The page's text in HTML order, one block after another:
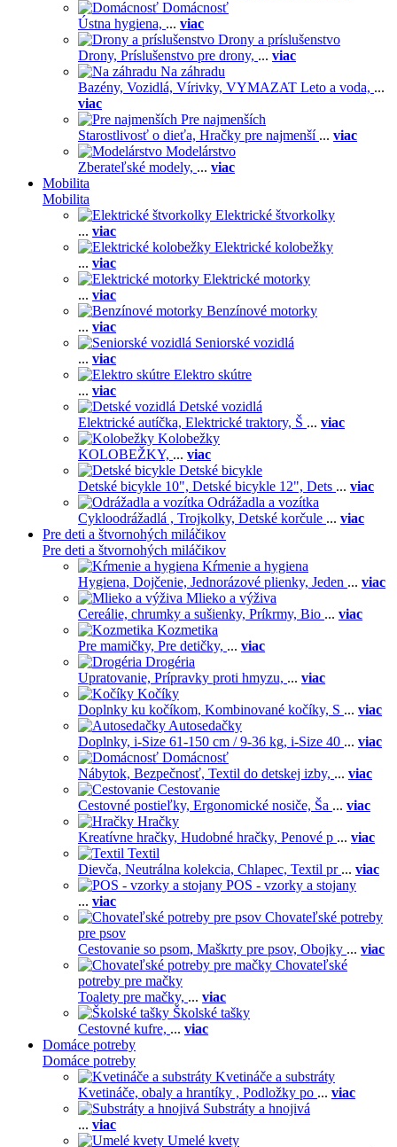
Domácnosť
Ústna hygiena, ... viac
Drony a príslušenstvo
Drony, Príslušenstvo pre drony, ... viac
Na záhradu
Bazény, Vozidlá, Vírivky, VYMAZAT Leto a voda, ...
viac
Pre najmenších
Starostlivosť o dieťa, Hračky pre najmenší ... viac
Modelárstvo
Zberateľské modely, ... viac
Mobilita
Mobilita
Elektrické štvorkolky
... viac
Elektrické kolobežky
... viac
Elektrické motorky
... viac
Benzínové motorky
... viac
Seniorské vozidlá
... viac
Elektro skútre
... viac
Detské vozidlá
Elektrické autíčka, Elektrické traktory, Š ... viac
Kolobežky
KOLOBEŽKY, ... viac
Detské bicykle
Detské bicykle 10", Detské bicykle 12", Dets ... viac
Odrážadla a vozítka
Cykloodrážadlá , Trojkolky, Detské korčule ... viac
Pre deti a štvornohých miláčikov
Pre deti a štvornohých miláčikov
Kŕmenie a hygiena
Hygiena, Dojčenie, Jednorázové plienky, Jeden ... viac
Mlieko a výživa
Cereálie, chrumky a sušienky, Príkrmy, Bio ... viac
Kozmetika
Pre mamičky, Pre detičky, ... viac
Drogéria
Upratovanie, Prípravky proti hmyzu, ... viac
Kočíky
Doplnky ku kočíkom, Kombinované kočíky, S ... viac
Autosedačky
Doplnky, i-Size 61-150 cm / 9-36 kg, i-Size 40 ... viac
Domácnosť
Nábytok, Bezpečnosť, Textil do detskej izby, ... viac
Cestovanie
Cestovné postieľky, Ergonomické nosiče, Ša ... viac
Hračky
Kreatívne hračky, Hudobné hračky, Penové p ... viac
Textil
Dievča, Neutrálna kolekcia, Chlapec, Textil pr ... viac
POS - vzorky a stojany
... viac
Chovateľské potreby
pre psov
Cestovanie so psom, Maškrty pre psov, Obojky ... viac
Chovateľské
potreby pre mačky
Toalety pre mačky, ... viac
Školské tašky
Cestovné kufre, ... viac
Domáce potreby
Domáce potreby
Kvetináče a substráty
Kvetináče, obaly a hrantíky , Podložky po ... viac
Substráty a hnojivá
... viac
Umelé kvety